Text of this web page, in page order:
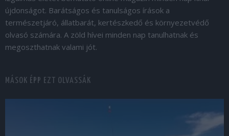
újdonságot. Barátságos és tanulságos írások a
természetjáró, állatbarát, kertészkedő és környezetvédő
olvasó számára. A zöld hívei minden nap tanulhatnak és
megoszthatnak valami jót.
MÁSOK ÉPP EZT OLVASSÁK